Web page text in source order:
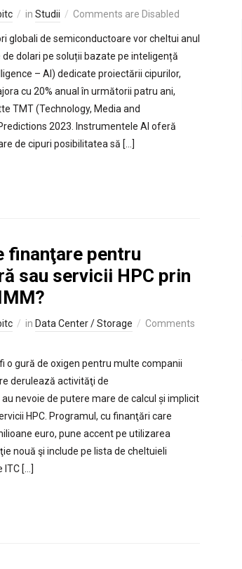
in Studii Comments are Disabled
globali de semiconductoare vor cheltui anul
dolari pe soluții bazate pe inteligență
– AI) dedicate proiectării cipurilor,
cu 20% anual în următorii patru ani,
TMT (Technology, Media and
2023. Instrumentele AI oferă
de cipuri posibilitatea să […]
finanţare pentru
sau servicii HPC prin
in Data Center / Storage
Comments
o gură de oxigen pentru multe companii
derulează activităţi de
nevoie de putere mare de calcul și implicit
HPC. Programul, cu finanţări care
euro, pune accent pe utilizarea
nouă şi include pe lista de cheltuieli
ITC […]